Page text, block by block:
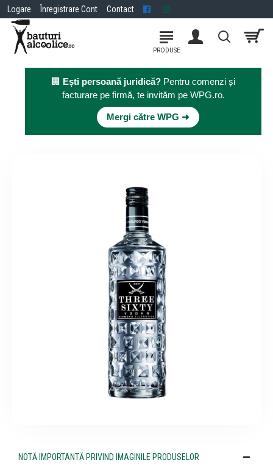
Logare Înregistrare Cont Contact
🏢 Ești persoană juridică? Pentru comenzi și
facturare pe firmă, te invităm pe WPG.ro.
Mergi către WPG ➜
NOTĂ IMPORTANTĂ PRIVIND IMAGINILE PRODUSELOR